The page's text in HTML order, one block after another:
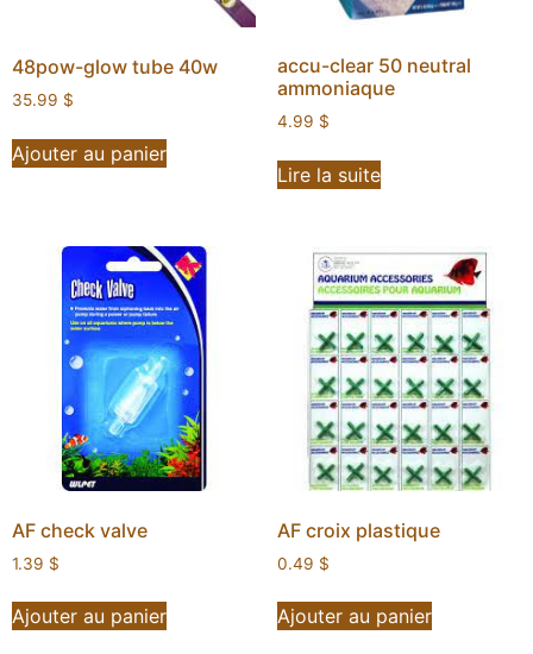
48pow-glow tube 40w
35.99 $
Ajouter au panier
accu-clear 50 neutral
ammoniaque
4.99 $
Lire la suite
AF check valve
1.39 $
Ajouter au panier
AF croix plastique
0.49 $
Ajouter au panier